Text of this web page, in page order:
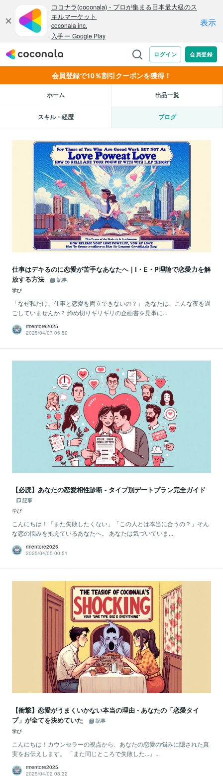
会員登録で10％割引クーポンを獲得！
ホーム 出品一覧
スキル・経歴 ブログ
仕事はデキるのに恋愛が苦手なあなたへ｜I・E・P理論で恋愛力を解
放する方法
記事
学び
「なぜ私だけ、仕事と恋愛を両立できないの？」 あなたは、こんな夜を過
ごしていませんか？ 締め切りギリギリの企画書を見事に...
rmentore2025
2025/04/07 05:50
【必読】あなたの恋愛相性診断 - タイプ別デートプラン完全ガイド
記事
学び
こんにちは！「また失敗したくない」「この人とは本当に合うの？」そん
な恋の悩みを抱えているあなたへ。 あなたは気づいていま...
rmentore2025
2025/04/05 00:51
【衝撃】恋愛がうまくいかない本当の理由 - あなたの「恋愛タイ
プ」が全てを決めていた
記事
学び
こんにちは！カウンセラーの視点から、あなたの恋愛の悩みに隠された真
実をお伝えします。 「また同じところで失敗した...」...
rmentore2025
2025/04/02 08:32